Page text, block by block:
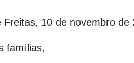
Freitas, 10 de novembro de
famílias,